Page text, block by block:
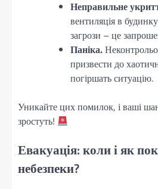
Неправильне
вентиляція в
загрози – це
Паніка.
призвести до
погіршать ситуацію.
Уникайте цих помилок, і ваші
зростуть!
Евакуація: коли і як
небезпеки?